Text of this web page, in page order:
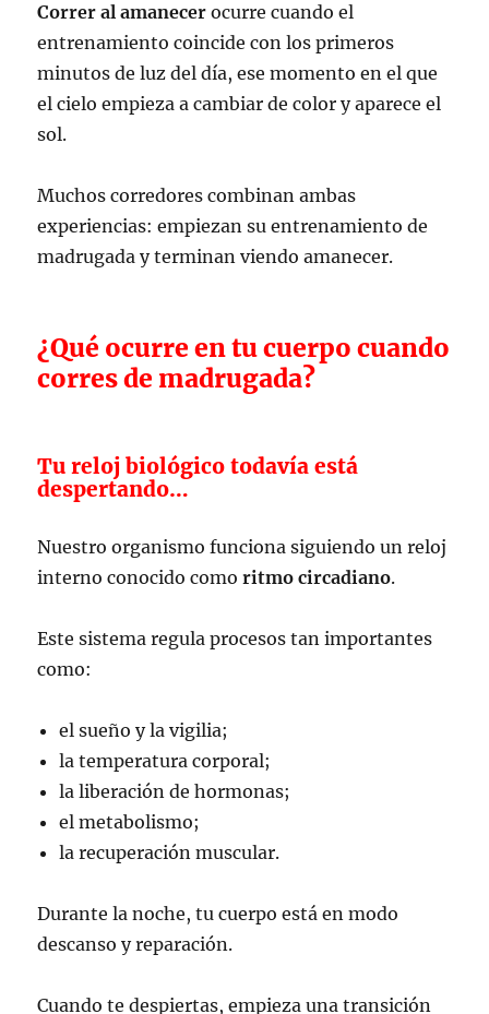
Correr al amanecer ocurre cuando el
entrenamiento coincide con los primeros
minutos de luz del día, ese momento en el que
el cielo empieza a cambiar de color y aparece el
sol.
Muchos corredores combinan ambas
experiencias: empiezan su entrenamiento de
madrugada y terminan viendo amanecer.
¿Qué ocurre en tu cuerpo cuando
corres de madrugada?
Tu reloj biológico todavía está
despertando…
Nuestro organismo funciona siguiendo un reloj
interno conocido comoritmo circadiano.
Este sistema regula procesos tan importantes
como:
el sueño y la vigilia;
la temperatura corporal;
la liberación de hormonas;
el metabolismo;
la recuperación muscular.
Durante la noche, tu cuerpo está en modo
descanso y reparación.
Cuando te despiertas, empieza una transición